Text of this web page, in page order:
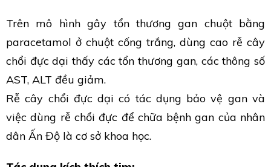
Trên mô hình gây tổn thương gan chuột bằng
paracetamol ở chuột cống trắng, dùng cao rễ cây
chổi đực dại thấy các tổn thương gan, các thông số
AST, ALT đều giảm.
Rễ cây chổi đực dại có tác dụng bảo vệ gan và
việc dùng rễ chổi đực để chữa bệnh gan của nhân
dân Ấn Độ là cơ sở khoa học.